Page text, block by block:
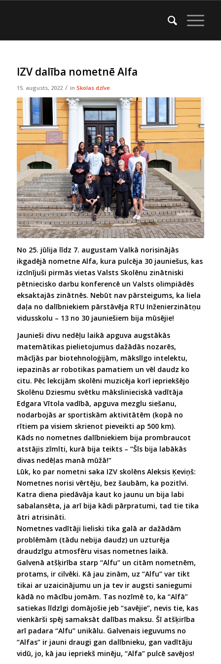
IZV dalība nometnē Alfa
15. augusts, 2022 / in Skolas dzīve
No 25. jūlija līdz 7. augustam Valkā norisinājās
ikgadējā nometne Alfa, kura pulcēja 30 jauniešus, kas
izcīnījuši pirmās vietas Valsts Skolēnu zinātniski
pētniecisko darbu konferencē un Valsts olimpiādēs
eksaktajās zinātnēs. Nebūt nav pārsteigums, ka liela
daļa no dalībniekiem pārstāvēja RTU Inženierzinātņu
vidusskolu – 13 no 30 jauniešiem bija mūsējie!
Jaunieši divu nedēļu laikā apguva augstākās
matemātikas pielietojumus dažādās nozarēs,
mācījās par biotehnoloģijām, mākslīgo intelektu,
iepazinās ar robotikas pamatiem un vēl daudz ko
citu. Pēc lekcijām skolēni muzicēja korī iepriekšējo
Skolēnu Dziesmu svētku mākslinieciskā vadītāja
Edgara Vītola vadībā, apguva mezglu siešanu,
nodarbojās ar sportiskām aktivitātēm (kopā no
rītiem pa visiem skrienot pieveikti ap 500 km).
Kāds no nometnes dalībniekiem bija prombraucot
atstājis zīmīti, kurā bija teikts – “Šīs bija labākās
divas nedēļas manā mūžā!”
Lūk, ko par nometni saka IZV skolēns Aleksis Ķeviņš:
Nometnes norisi vērtēju, bez šaubām, ka pozitīvi.
Katra diena piedāvāja kaut ko jaunu un bija labi
sabalansēta, ja arī bija kādi pārpratumi, tad tie tika
ātri atrisināti.
Nometnes vadītāji lieliski tika galā ar dažādām
problēmām (tādu nebija daudz) un uzturēja
draudzīgu atmosfēru visas nometnes laikā.
Galvenā atšķirība starp “Alfu” un citām nometnēm,
protams, ir cilvēki. Kā jau zinām, uz “Alfu” var tikt
tikai ar uzaicinājumu un ja tev ir augsti saniegumi
kādā no mācību jomām. Tas nozīmē to, ka “Alfā”
satiekas līdzīgi domājošie jeb “savējie”, nevis tie, kas
vienkārši spēj samaksāt dalības maksu. Šī atšķirība
arī padara “Alfu” unikālu. Galvenais ieguvums no
“Alfas” ir jauni draugi gan dalībnieku, gan vadītāju
vidū, jo, kā jau iepriekš minēju, “Alfa” pulcē savējos!